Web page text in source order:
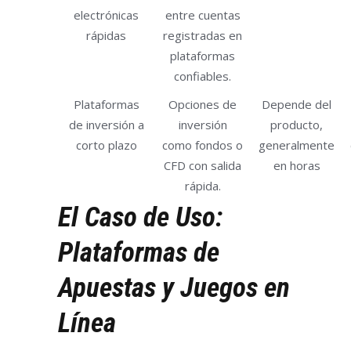
electrónicas
rápidas
entre cuentas
registradas en
plataformas
confiables.
Plataformas
de inversión a
corto plazo
Opciones de
inversión
como fondos o
CFD con salida
rápida.
Depende del
producto,
generalmente
en horas
El Caso de Uso:
Plataformas de
Apuestas y Juegos en
Línea